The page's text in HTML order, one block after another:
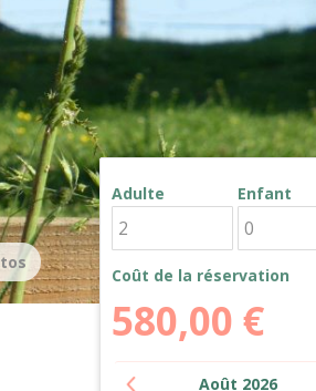
Adulte Enfant
Coût de la réservation
580,00 €
Août 2026